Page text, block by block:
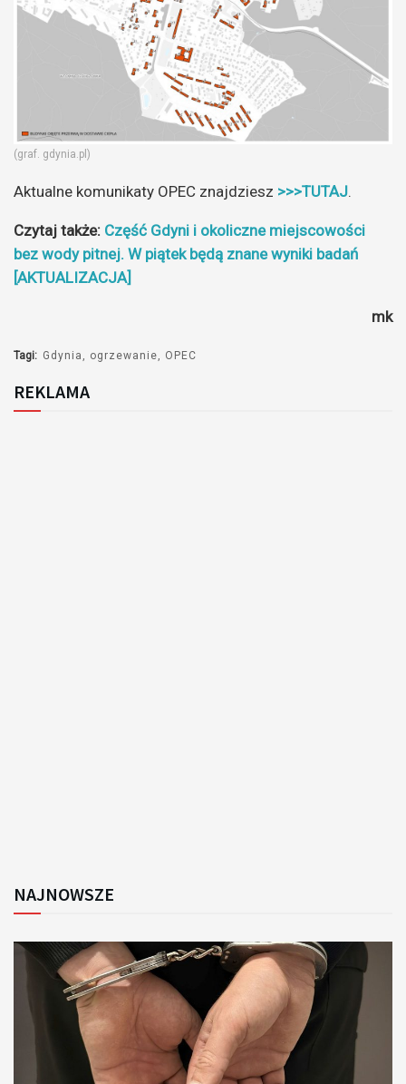
(graf. gdynia.pl)
Aktualne komunikaty OPEC znajdziesz >>>TUTAJ.
Czytaj także: Część Gdyni i okoliczne miejscowości
bez wody pitnej. W piątek będą znane wyniki badań
[AKTUALIZACJA]
mk
Tagi: Gdynia ogrzewanie OPEC
REKLAMA
NAJNOWSZE